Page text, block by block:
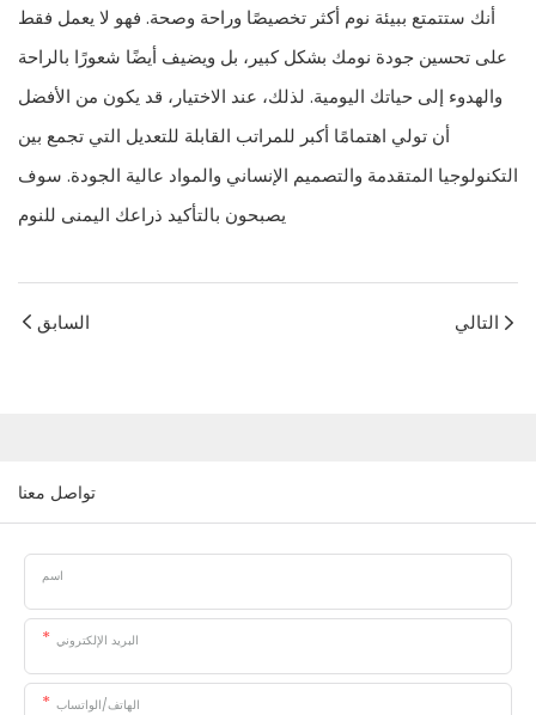
أنك ستتمتع ببيئة نوم أكثر تخصيصًا وراحة وصحة. فهو لا يعمل فقط
على تحسين جودة نومك بشكل كبير، بل ويضيف أيضًا شعورًا بالراحة
والهدوء إلى حياتك اليومية. لذلك، عند الاختيار، قد يكون من الأفضل
أن تولي اهتمامًا أكبر للمراتب القابلة للتعديل التي تجمع بين
التكنولوجيا المتقدمة والتصميم الإنساني والمواد عالية الجودة. سوف
يصبحون بالتأكيد ذراعك اليمنى للنوم
السابق التالي
تواصل معنا
اسم
البريد الإلكتروني
الهاتف/الواتساب